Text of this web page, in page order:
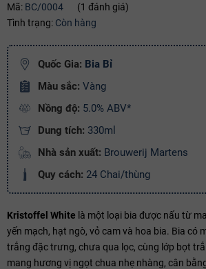
Mã: BC/0004
(1 đánh giá)
Tình trạng: Còn hàng
Quốc Gia: Bia Bỉ
Màu sắc: Vàng
Nồng độ: 5.0% ABV*
Dung tích: 330ml
Nhà sản xuất: Brouwerij Martens
Quy cách: 24 Chai/thùng
Kristoffel White là một loại bia được nấu từ
yến mạch, hạt ngò, vỏ cam và hoa bia. Bia có
trắng đặc trưng, chưa qua lọc, cùng lớp bọt
mang hương vị ngọt chua nhẹ nhàng, cân
Mã giảm giá:
Ngày hết hạn:
Điều kiện:
Copy mã và nhập mã ở trangTHANH TOÁN